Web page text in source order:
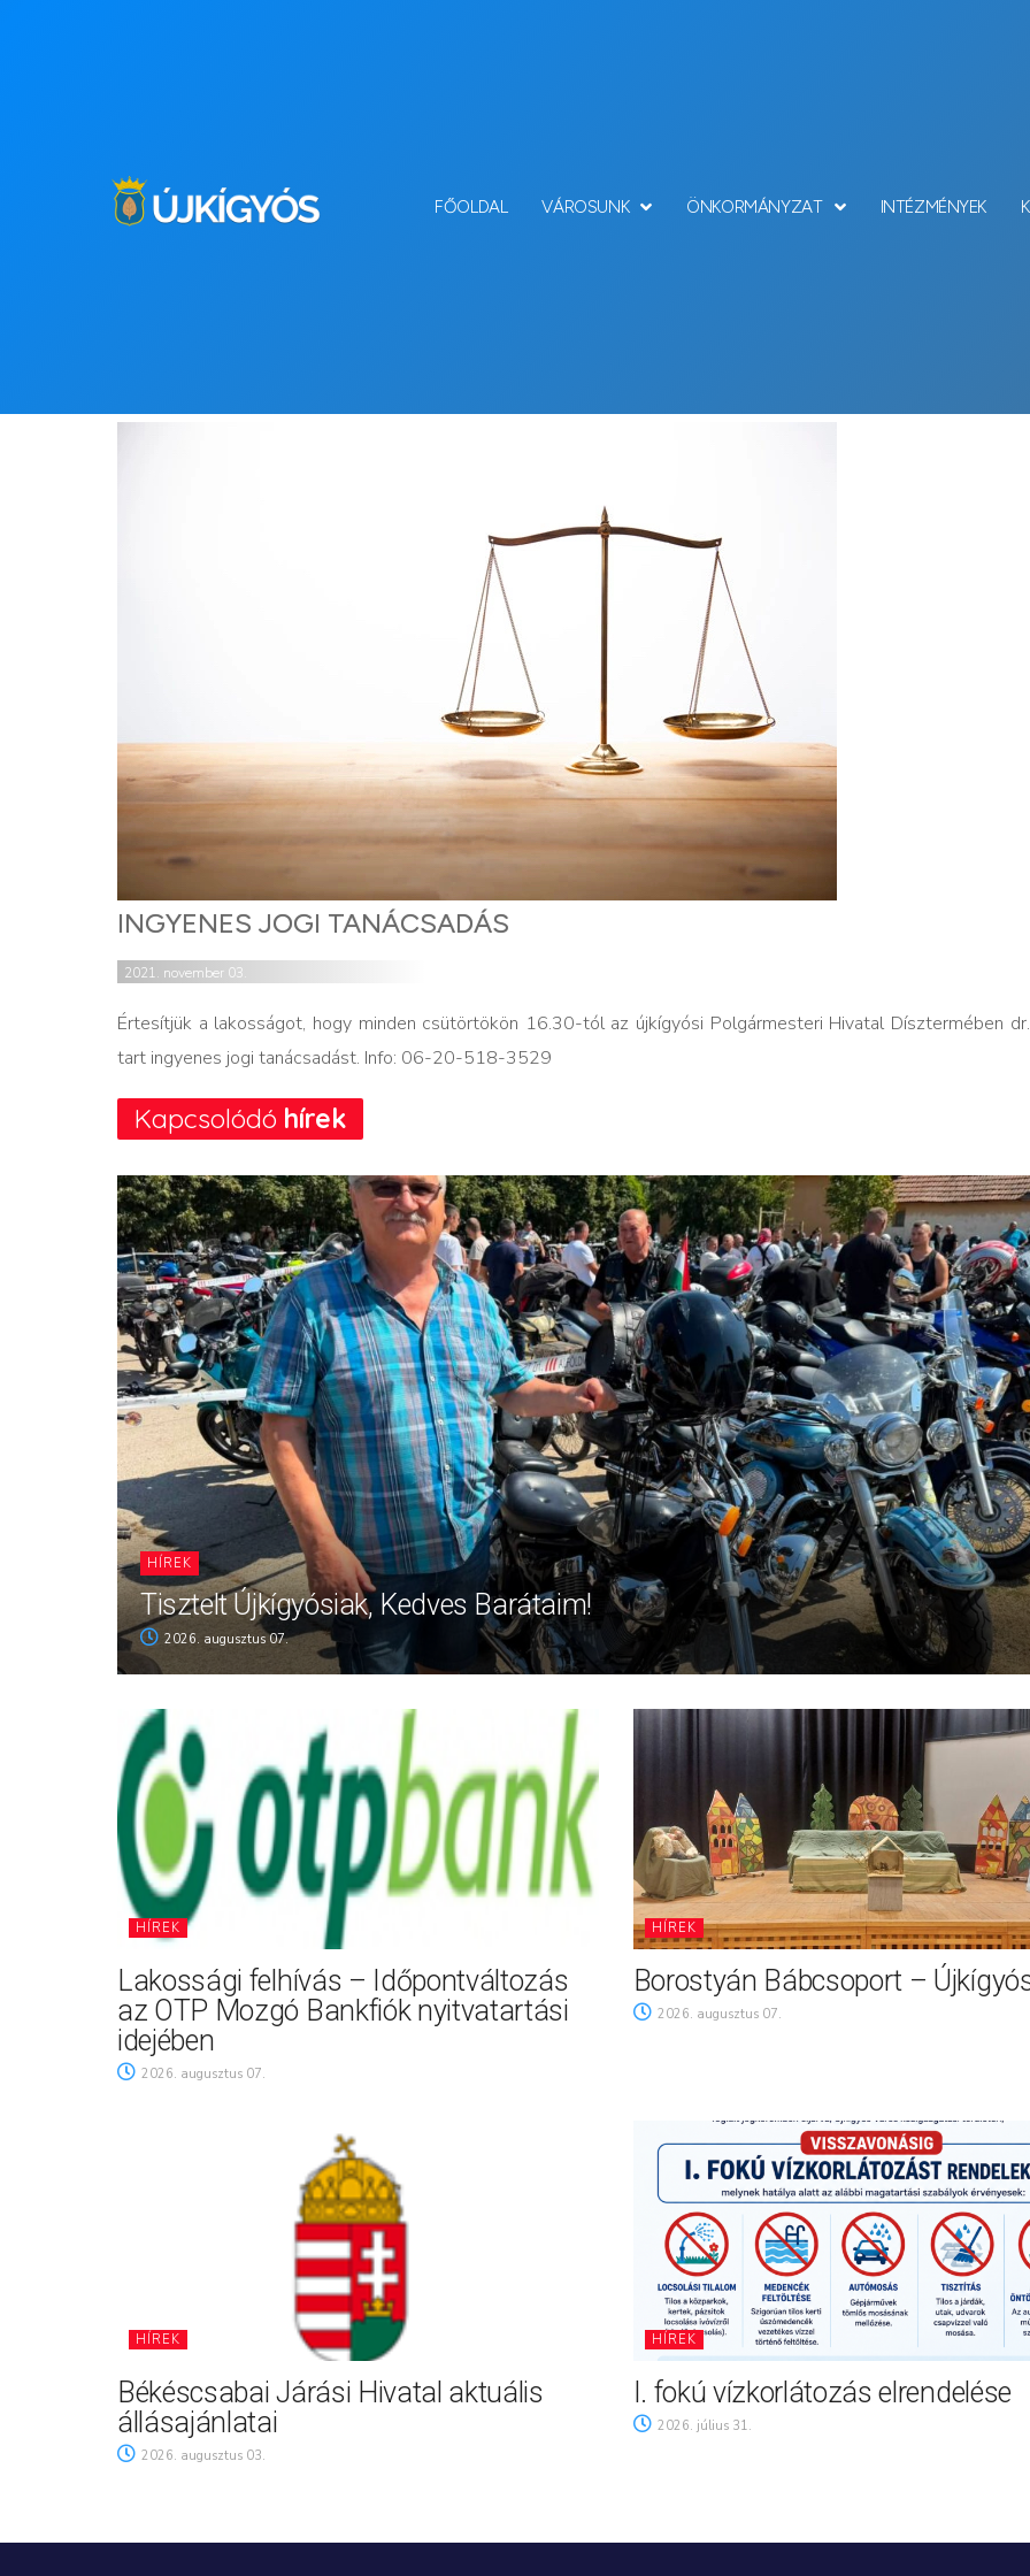
FŐOLDAL VÁROSUNK ÖNKORMÁNYZAT INTÉZMÉNYEK
INGYENES JOGI TANÁCSADÁS
2021. november 03.
Értesítjük a lakosságot, hogy minden csütörtökön 16.30-tól az újkígyósi Polgármesteri Hivatal Dísztermében
tart ingyenes jogi tanácsadást. Info: 06-20-518-3529
Kapcsolódó hírek
HÍREK
Tisztelt Újkígyósiak, Kedves Barátaim!
2026. augusztus 07.
HÍREK
Lakossági felhívás – Időpontváltozás
az OTP Mozgó Bankfiók nyitvatartási
idejében
2026. augusztus 07.
HÍREK
Borostyán Bábcsoport –
2026. augusztus 07.
HÍREK
Békéscsabai Járási Hivatal aktuális
állásajánlatai
2026. augusztus 03.
HÍREK
I. fokú vízkorlátozás elrendelése
2026. július 31.